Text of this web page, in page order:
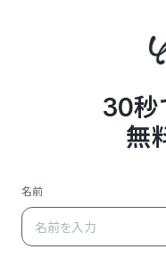
30秒
無
名前